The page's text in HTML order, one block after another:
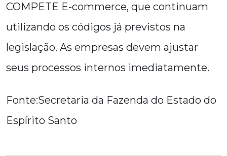
COMPETE E-commerce, que continuam
utilizando os códigos já previstos na
legislação. As empresas devem ajustar
seus processos internos imediatamente.
Fonte:Secretaria da Fazenda do Estado do
Espírito Santo